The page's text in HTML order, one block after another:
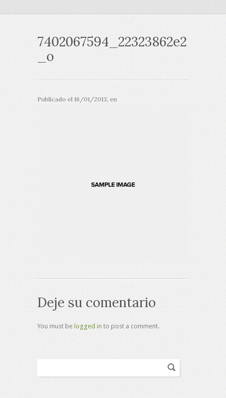
7402067594_22323862e2
_o
Publicado el 16/01/2013 , en
Deje su comentario
You must be logged in to post a comment.